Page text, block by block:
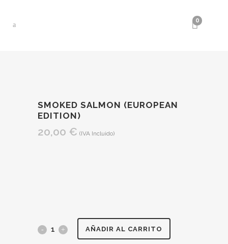
0
SMOKED SALMON (EUROPEAN
EDITION)
20,00 € (IVA Incluido)
SMOKED AÑADIR AL CARRITO